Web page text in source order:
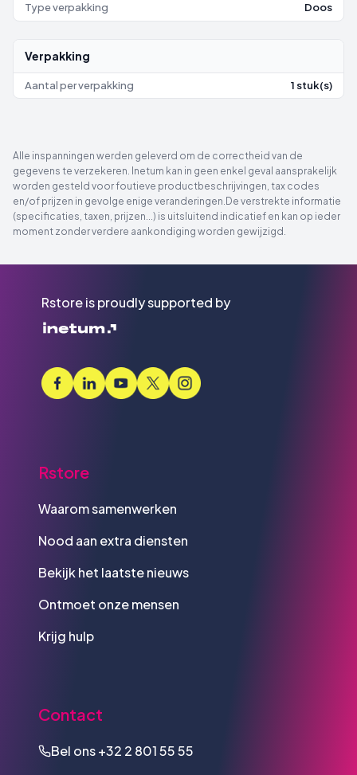
Type verpakking Doos
Verpakking
Aantal per verpakking 1 stuk(s)
Alle inspanningen werden geleverd om de correctheid van de
gegevens te verzekeren. Inetum kan in geen enkel geval aansprakelijk
worden gesteld voor foutieve productbeschrijvingen, tax codes
en/of prijzen in gevolge enige veranderingen.De verstrekte informatie
(specificaties, taxen, prijzen...) is uitsluitend indicatief en kan op ieder
moment zonder verdere aankondiging worden gewijzigd.
Rstore is proudly supported by
Rstore
Waarom samenwerken
Nood aan extra diensten
Bekijk het laatste nieuws
Ontmoet onze mensen
Krijg hulp
Contact
Bel ons+32 2 801 55 55